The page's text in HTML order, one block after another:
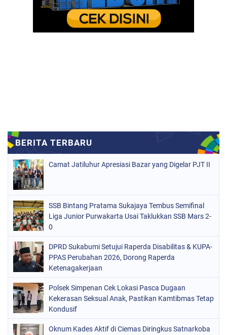
Camat Jatiluhur Apresiasi Bazar yang Digelar PJT II
SSB Bintang Pratama Sukajaya Tembus Semifinal
Liga Junior Purwakarta Usai Taklukkan SSB Mars 2-
0
DPRD Sukabumi Setujui Raperda Disabilitas & KUPA-
PPAS Perubahan 2026, Dorong Raperda
Ketenagakerjaan
Polsek Simpenan Cek Lokasi Pasca Dugaan
Kekerasan Seksual Anak, Pastikan Kamtibmas Tetap
Kondusif
Oknum Kades Aktif di Ciemas Diringkus Satnarkoba